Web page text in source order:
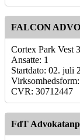
FALCON
Cortex Park Vest
Ansatte: 1
Startdato: 02. juli
CVR: 30712447
FdT